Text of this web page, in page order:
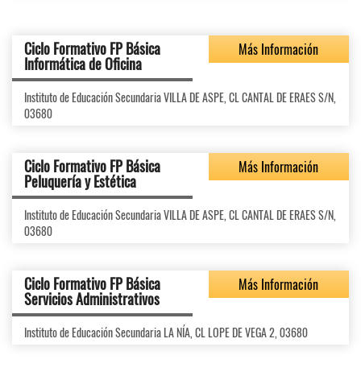
Ciclo Formativo FP Básica
Informática de Oficina
Más Información
Instituto de Educación Secundaria VILLA DE ASPE, CL CANTAL DE ERAES S/N,
03680
Ciclo Formativo FP Básica
Peluquería y Estética
Más Información
Instituto de Educación Secundaria VILLA DE ASPE, CL CANTAL DE ERAES S/N,
03680
Ciclo Formativo FP Básica
Servicios Administrativos
Más Información
Instituto de Educación Secundaria LA NÍA, CL LOPE DE VEGA 2, 03680